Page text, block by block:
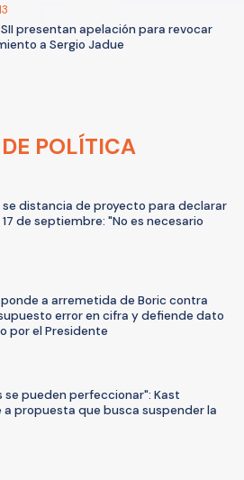
presentan apelación para revocar
a Sergio Jadue
POLÍTICA
se distancia de proyecto para declarar
de septiembre: "No es necesario
a arremetida de Boric contra
error en cifra y defiende dato
por el Presidente
se pueden perfeccionar": Kast
a propuesta que busca suspender la